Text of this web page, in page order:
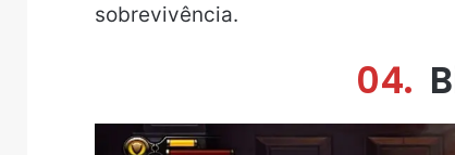
sobrevivência.
04.